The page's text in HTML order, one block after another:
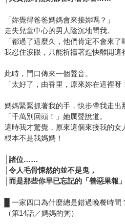
「妳覺得爸爸媽媽會來接妳嗎？」
走失兒童中心的男人陰沉地問我。
「都過了這麼久，他們肯定不會來
我忍住淚眼，只能祈禱著趕快離開這
此時，門口傳來一個聲音。
「太好了，由香里，原來妳在這裡呀
媽媽緊緊抓著我的手，快步帶我走出
「千萬別回頭！」她厲聲說道。
這時我才驚覺，原來這個來接我的
根本不是我媽媽！
諸位……
│令人毛骨悚然的並不是鬼，
│而是那些你早已忘記的「善惡果報」
█ 一家四口為什麼總是錯過晚餐時間
（第14話／媽媽的粥）